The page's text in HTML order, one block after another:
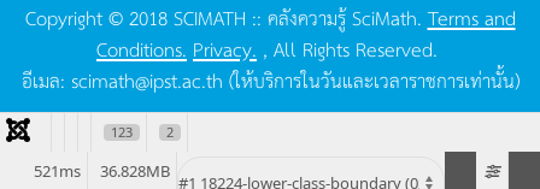
Copyright © 2018 SCIMATH :: คลังความรู้ SciMath.Terms and
Conditions. Privacy. , All Rights Reserved.
อีเมล: scimath@ipst.ac.th (ให้บริการในวันและเวลาราชการเท่านั้น)
123 2
36.828MB
521ms